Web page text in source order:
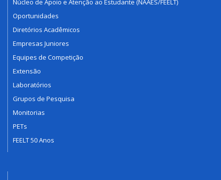
Núcleo de Apoio e Atenção ao Estudante (NAAES/FEELT)
Oportunidades
Diretórios Acadêmicos
Empresas Juniores
Equipes de Competição
Extensão
Laboratórios
Grupos de Pesquisa
Monitorias
PETs
FEELT 50 Anos